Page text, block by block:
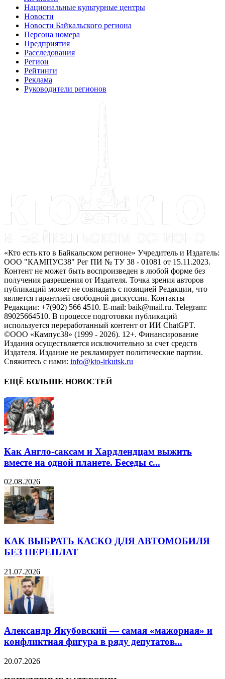
Национальные культурные центры
Новости
Новости Байкальского региона
Персона номера
Предприятия
Расследования
Регион
Рейтинги
Реклама
Руководители регионов
«Кто есть кто в Байкальском регионе» Учредитель и Издатель:
ООО "КАМПУС38" Рег ПИ № ТУ 38 - 01081 от 15.11.2023.
Контент не может быть воспроизведен в любой форме без
получения разрешения от Издателя. Точка зрения авторов
публикаций может не совпадать с позицией Редакции, что
является гарантией свободной дискуссии. Контакты
Редакции: +7(902) 566 4510. E-mail: baik@mail.ru. Telegram:
89025664510. В процессе подготовки публикаций
используется переработанный контент от ИИ ChatGPT.
©ООО «Кампус38» (1999 - 2026). 12+. Финансирование
Издания осуществляется исключительно за счет средств
Издателя. Издание не рекламирует политические партии.
Свяжитесь с нами: info@kto-irkutsk.ru
ЕЩЁ БОЛЬШЕ НОВОСТЕЙ
Как Англо-саксам и Хардлендцам выжить
вместе на одной планете. Беседы с...
02.08.2026
КАК ВЫБРАТЬ КАСКО ДЛЯ АВТОМОБИЛЯ
БЕЗ ПЕРЕПЛАТ
21.07.2026
Александр Якубовский — самая «мажорная» и
конфликтная фигура в ряду депутатов...
20.07.2026